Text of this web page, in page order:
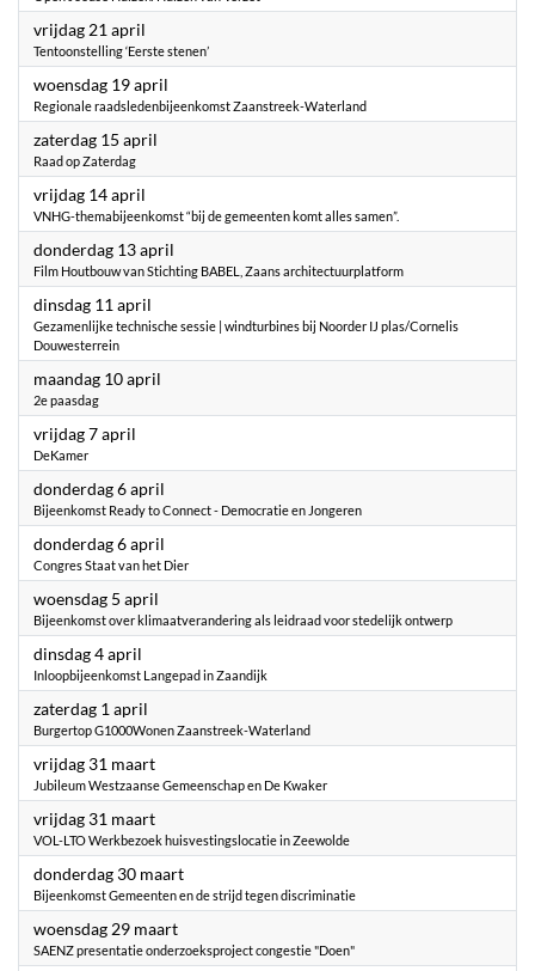
vrijdag 21 april
Tentoonstelling ‘Eerste stenen’
woensdag 19 april
Regionale raadsledenbijeenkomst Zaanstreek-Waterland
zaterdag 15 april
Raad op Zaterdag
vrijdag 14 april
VNHG-themabijeenkomst “bij de gemeenten komt alles samen”.
donderdag 13 april
Film Houtbouw van Stichting BABEL, Zaans architectuurplatform
dinsdag 11 april
Gezamenlijke technische sessie | windturbines bij Noorder IJ plas/Cornelis
Douwesterrein
maandag 10 april
2e paasdag
vrijdag 7 april
DeKamer
donderdag 6 april
Bijeenkomst Ready to Connect - Democratie en Jongeren
donderdag 6 april
Congres Staat van het Dier
woensdag 5 april
Bijeenkomst over klimaatverandering als leidraad voor stedelijk ontwerp
dinsdag 4 april
Inloopbijeenkomst Langepad in Zaandijk
zaterdag 1 april
Burgertop G1000Wonen Zaanstreek-Waterland
vrijdag 31 maart2023
Jubileum Westzaanse Gemeenschap en De Kwaker
vrijdag 31 maart2023
VOL-LTO Werkbezoek huisvestingslocatie in Zeewolde
donderdag 30 maart2023
Bijeenkomst Gemeenten en de strijd tegen discriminatie
woensdag 29 maart2023
SAENZ presentatie onderzoeksproject congestie "Doen"